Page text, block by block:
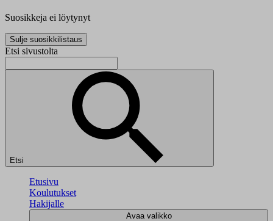
Suosikkeja ei löytynyt
Sulje suosikkilistaus
Etsi sivustolta
Etsi
Etusivu
Koulutukset
Hakijalle
Avaa valikko